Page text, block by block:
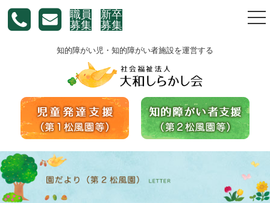
職員
募集
新卒
募集
知的障がい児・知的障がい者施設を運営する